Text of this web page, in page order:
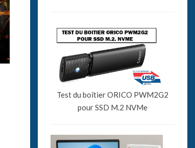
Test du boîtier ORICO PWM2G2
pour SSD M.2 NVMe